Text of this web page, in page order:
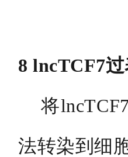
8 lncTCF7
将
法转染到细